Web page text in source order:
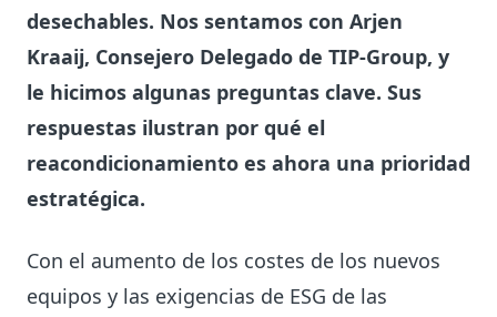
desechables. Nos sentamos con Arjen
Kraaij, Consejero Delegado de TIP-Group, y
le hicimos algunas preguntas clave. Sus
respuestas ilustran por qué el
reacondicionamiento es ahora una prioridad
estratégica.
Con el aumento de los costes de los nuevos
equipos y las exigencias de ESG de las